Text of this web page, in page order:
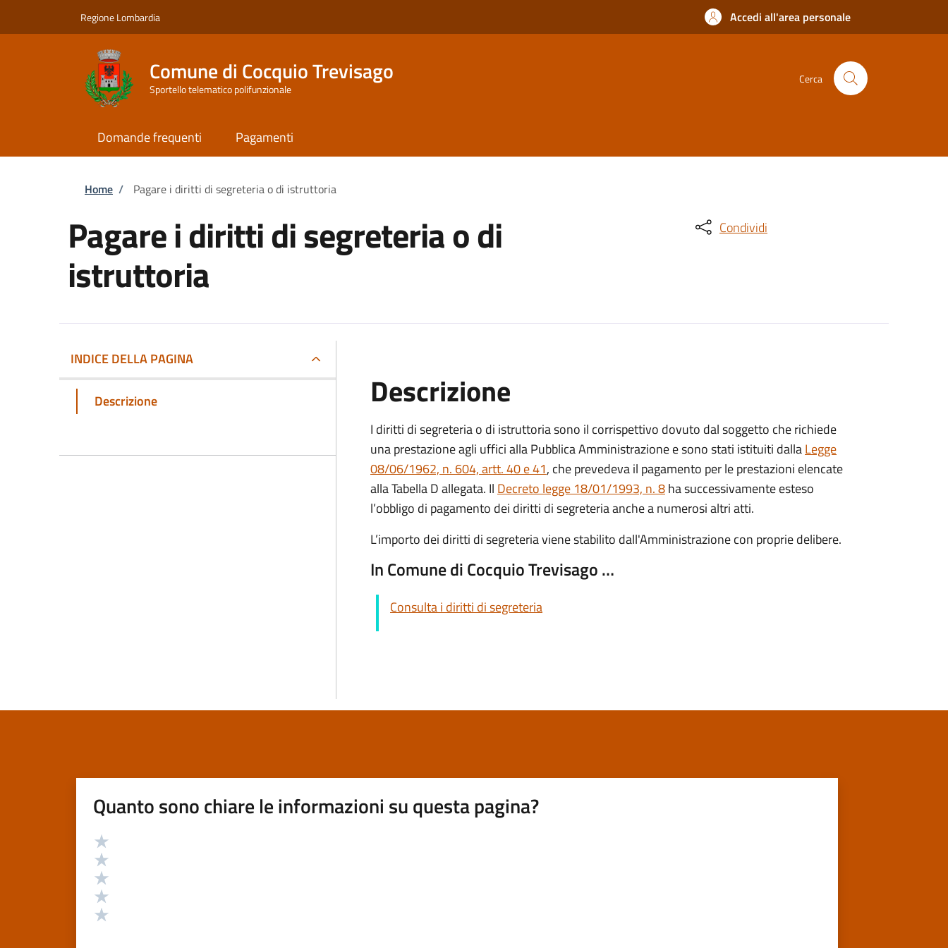
Regione Lombardia Accedi all'area personale
Comune di Cocquio Trevisago
Sportello telematico polifunzionale
Cerca
Domande frequenti Pagamenti
Briciole di pane
Home / Pagare i diritti di segreteria o di istruttoria
Pagare i diritti di segreteria o di
istruttoria
Condividi
INDICE DELLA PAGINA
Descrizione Descrizione
I diritti di segreteria o di istruttoria sono il corrispettivo dovuto dal soggetto che richiede
una prestazione agli uffici alla Pubblica Amministrazione e sono stati istituiti dallaLegge
08/06/1962, n. 604, artt. 40 e 41, che prevedeva il pagamento per le prestazioni elencate
alla Tabella D allegata. Il Decreto legge 18/01/1993, n. 8ha successivamente esteso
l’obbligo di pagamento dei diritti di segreteria anche a numerosi altri atti.
L’importo dei diritti di segreteria viene stabilito dall'Amministrazione con proprie delibere.
In Comune di Cocquio Trevisago …
Consulta i diritti di segreteria
Quanto sono chiare le informazioni su questa pagina?
Valutazione